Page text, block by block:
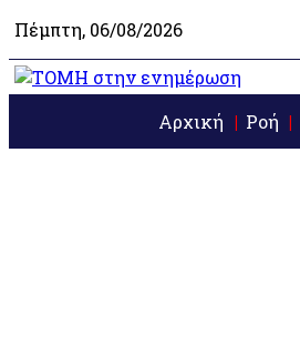
Πέμπτη, 06/08/2026
Αρχική Ροή